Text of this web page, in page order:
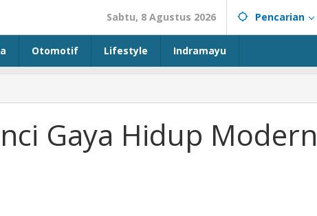
Sabtu, 8 Agustus 2026 Pencarian
Otomotif Lifestyle Indramayu
Gaya Hidup Modern